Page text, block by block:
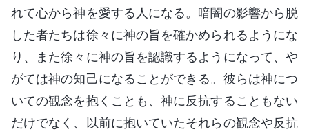
れて心から神を愛する人になる。暗闇の影響から脱
した者たちは徐々に神の旨を確かめられるようにな
り、また徐々に神の旨を認識するようになって、や
がては神の知己になることができる。彼らは神につ
いての観念を抱くことも、神に反抗することもない
だけでなく、以前に抱いていたそれらの観念や反抗